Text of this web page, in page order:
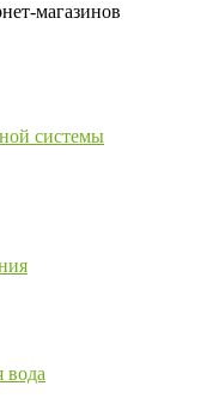
магазинов
системы
вода